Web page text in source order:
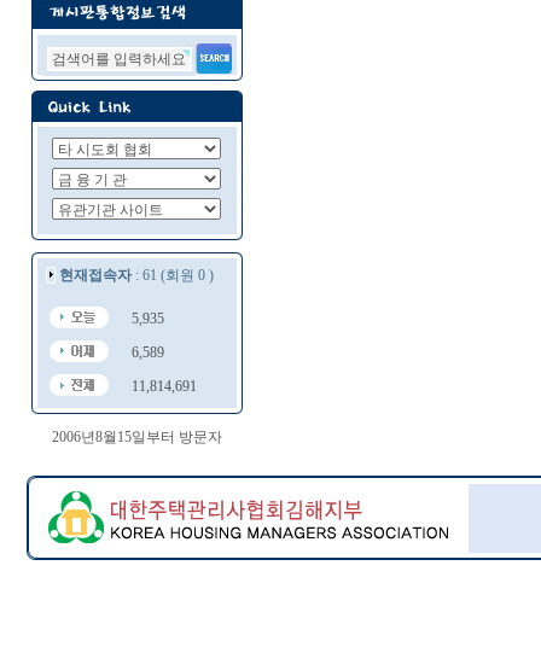
현재접속자: 61 (회원 0 )
5,935
6,589
11,814,691
2006년8월15일부터 방문자